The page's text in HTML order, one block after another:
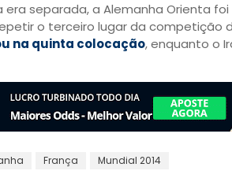
era separada, a Alemanha Orienta foi
o terceiro lugar da competição
na quinta colocação, enquanto o
França Mundial 2014